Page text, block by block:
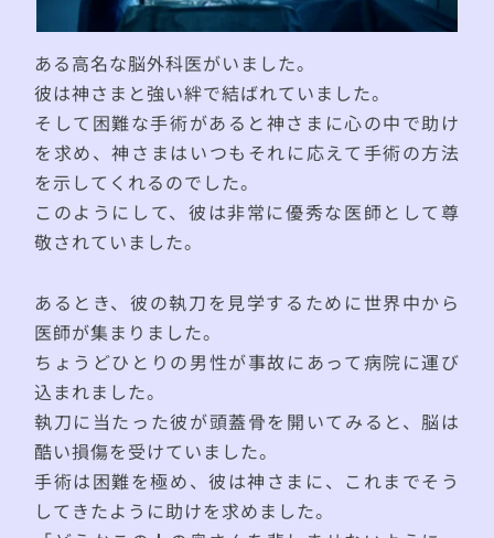
ある高名な脳外科医がいました。
彼は神さまと強い絆で結ばれていました。
そして困難な手術があると神さまに心の中で助け
を求め、神さまはいつもそれに応えて手術の方法
を示してくれるのでした。
このようにして、彼は非常に優秀な医師として尊
敬されていました。
あるとき、彼の執刀を見学するために世界中から
医師が集まりました。
ちょうどひとりの男性が事故にあって病院に運び
込まれました。
執刀に当たった彼が頭蓋骨を開いてみると、脳は
酷い損傷を受けていました。
手術は困難を極め、彼は神さまに、これまでそう
してきたように助けを求めました。